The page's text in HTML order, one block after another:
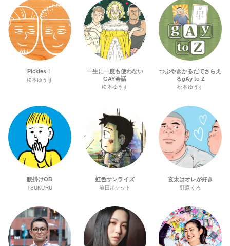
Pickles！
松本ゆうす
一生に一度も使わない
GAY会話
松本ゆうす
つぶやきかるだでさらえ
るgAy to Z
松本ゆうす
腰掛けOB
TSUKURU
虹色サンライズ
前田ポケット
玄太はオレが好き
野原くろ